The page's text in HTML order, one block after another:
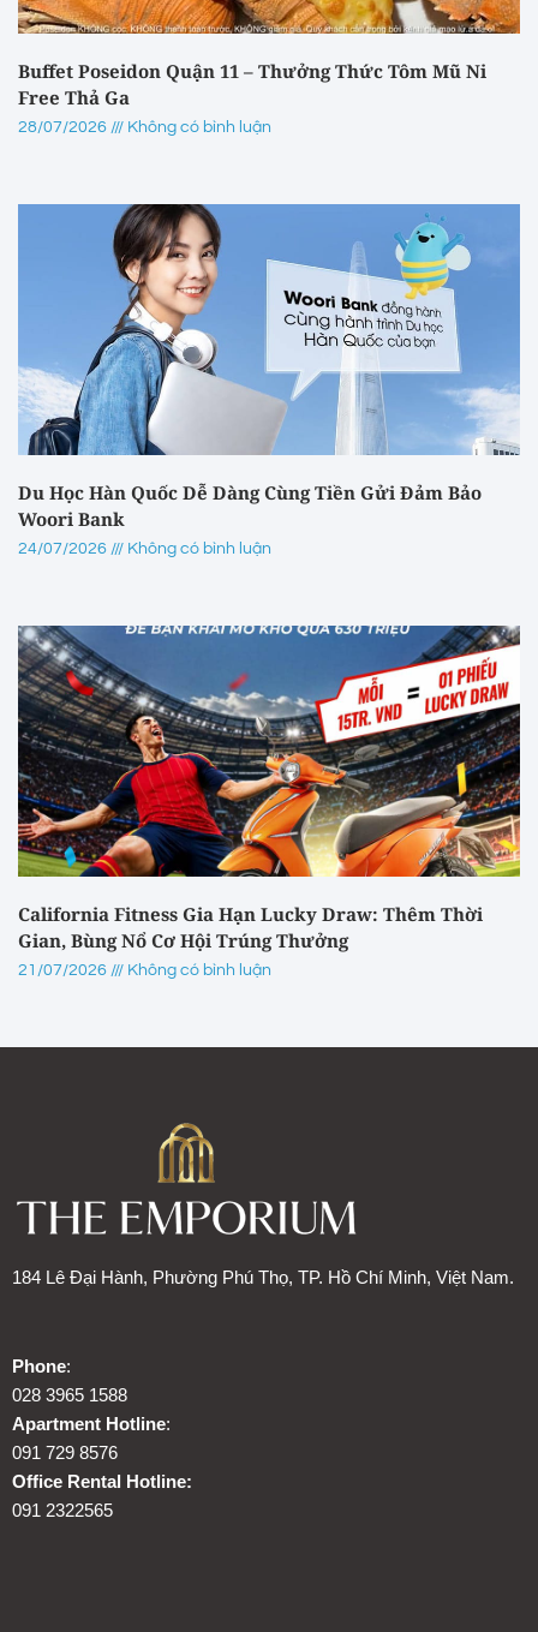
Buffet Poseidon Quận 11 – Thưởng Thức Tôm Mũ Ni
Free Thả Ga
28/07/2026 Không có bình luận
Du Học Hàn Quốc Dễ Dàng Cùng Tiền Gửi Đảm Bảo
Woori Bank
24/07/2026 Không có bình luận
California Fitness Gia Hạn Lucky Draw: Thêm Thời
Gian, Bùng Nổ Cơ Hội Trúng Thưởng
21/07/2026 Không có bình luận
184 Lê Đại Hành, Phường Phú Thọ, TP. Hồ Chí Minh, Việt Nam.
Phone:
028 3965 1588
Apartment Hotline:
091 729 8576
Office Rental Hotline:
091 2322565